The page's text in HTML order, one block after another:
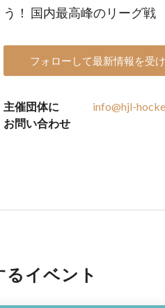
う！ 国内最高峰のリーグ戦
フォローして最新情報を受
主催団体に
お問い合わせ
info@hjl-
イベント